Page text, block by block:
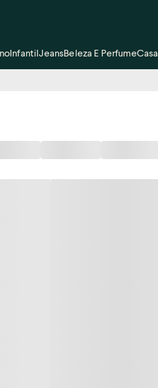
InfantilJeansBeleza E PerfumeCasa